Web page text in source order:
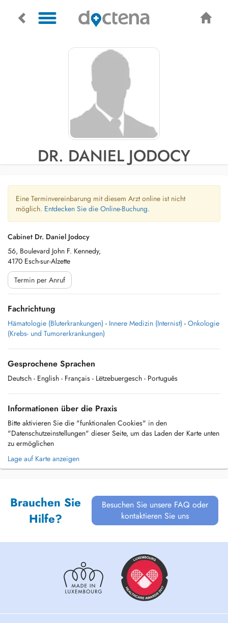
DR. DANIEL JODOCY
Eine Terminvereinbarung mit diesem Arzt online ist nicht
möglich. Entdecken Sie die Online-Buchung.
Cabinet Dr. Daniel Jodocy
56, Boulevard John F. Kennedy,
4170 Esch-sur-Alzette
Termin per Anruf
Fachrichtung
Hämatologie (Bluterkrankungen) - Innere Medizin (Internist) - Onkologie
(Krebs- und Tumorerkrankungen)
Gesprochene Sprachen
Deutsch - English - Français - Lëtzebuergesch - Português
Informationen über die Praxis
Bitte aktivieren Sie die "funktionalen Cookies" in den
"Datenschutzeinstellungen" dieser Seite, um das Laden der Karte unten
zu ermöglichen
Lage auf Karte anzeigen
Brauchen Sie
Hilfe?
Besuchen Sie unsere FAQ oder
kontaktieren Sie uns